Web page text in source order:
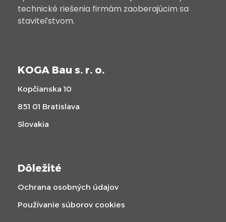
technické riešenia firmám zaoberajúcim sa
staviteľstvom.
KOGA Bau s. r. o.
Kopčianska 10
851 01 Bratislava
Slovakia
Dôležité
Ochrana osobných údajov
Používanie súborov cookies